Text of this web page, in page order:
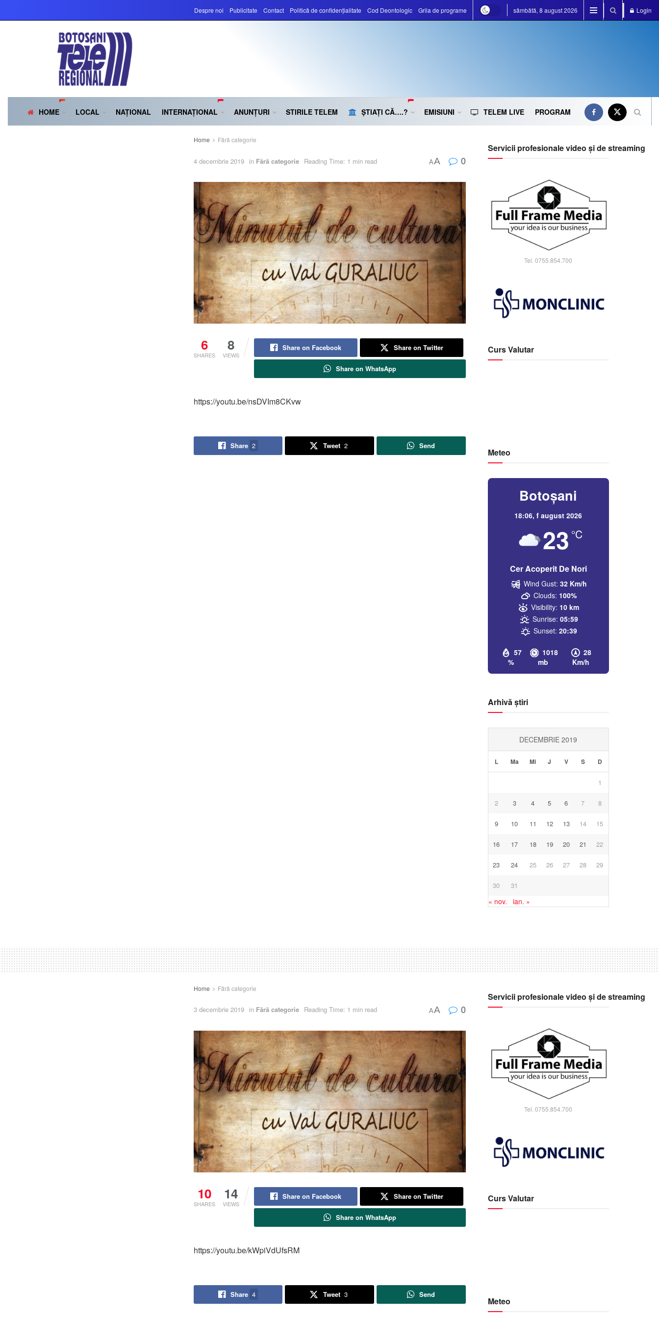
Despre noi Publicitate Contact Politică de confidențialitate Cod Deontologic Grila de programe sâmbătă, 8 august 2026 Login
HOME LOCAL NAȚIONAL INTERNAȚIONAL ANUNȚURI STIRILE TELEM ȘTIAȚI CĂ….? EMISIUNI TELEM LIVE PROGRAM
Home Fără categorie
4 decembrie 2019 in Fără categorie Reading Time: 1 min read AA 0
6
SHARES
8
VIEWS
Share on Facebook Share on Twitter
Share on WhatsApp
https://youtu.be/nsDVIm8CKvw
Share 2 Tweet 2 Send
Servicii profesionale video și de streaming
Tel. 0755.854.700
Curs Valutar
Meteo
Botoșani
18:06,f august 2026
23 °C
Cer Acoperit De Nori
57
%
1018
mb
28
Km/h
Wind Gust: 32 Km/h
Clouds: 100%
Visibility: 10 km
Sunrise: 05:59
Sunset: 20:39
Arhivă știri
DECEMBRIE 2019
L Ma Mi J V S D
1
2 3 4 5 6 7 8
9 10 11 12 13 14 15
16 17 18 19 20 21 22
23 24 25 26 27 28 29
30 31
« nov. ian. »
Home Fără categorie
3 decembrie 2019 in Fără categorie Reading Time: 1 min read AA 0
10
SHARES
14
VIEWS
Share on Facebook Share on Twitter
Share on WhatsApp
https://youtu.be/kWpiVdUfsRM
Share 4 Tweet 3 Send
Servicii profesionale video și de streaming
Tel. 0755.854.700
Curs Valutar
Meteo